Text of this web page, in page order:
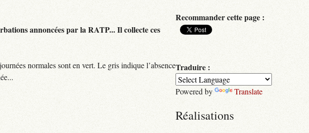
annoncées par la RATP... Il collecte ces
normales sont en vert. Le gris indique l’absence
Recommander cette page :
Traduire :
Powered by Translate
Réalisations